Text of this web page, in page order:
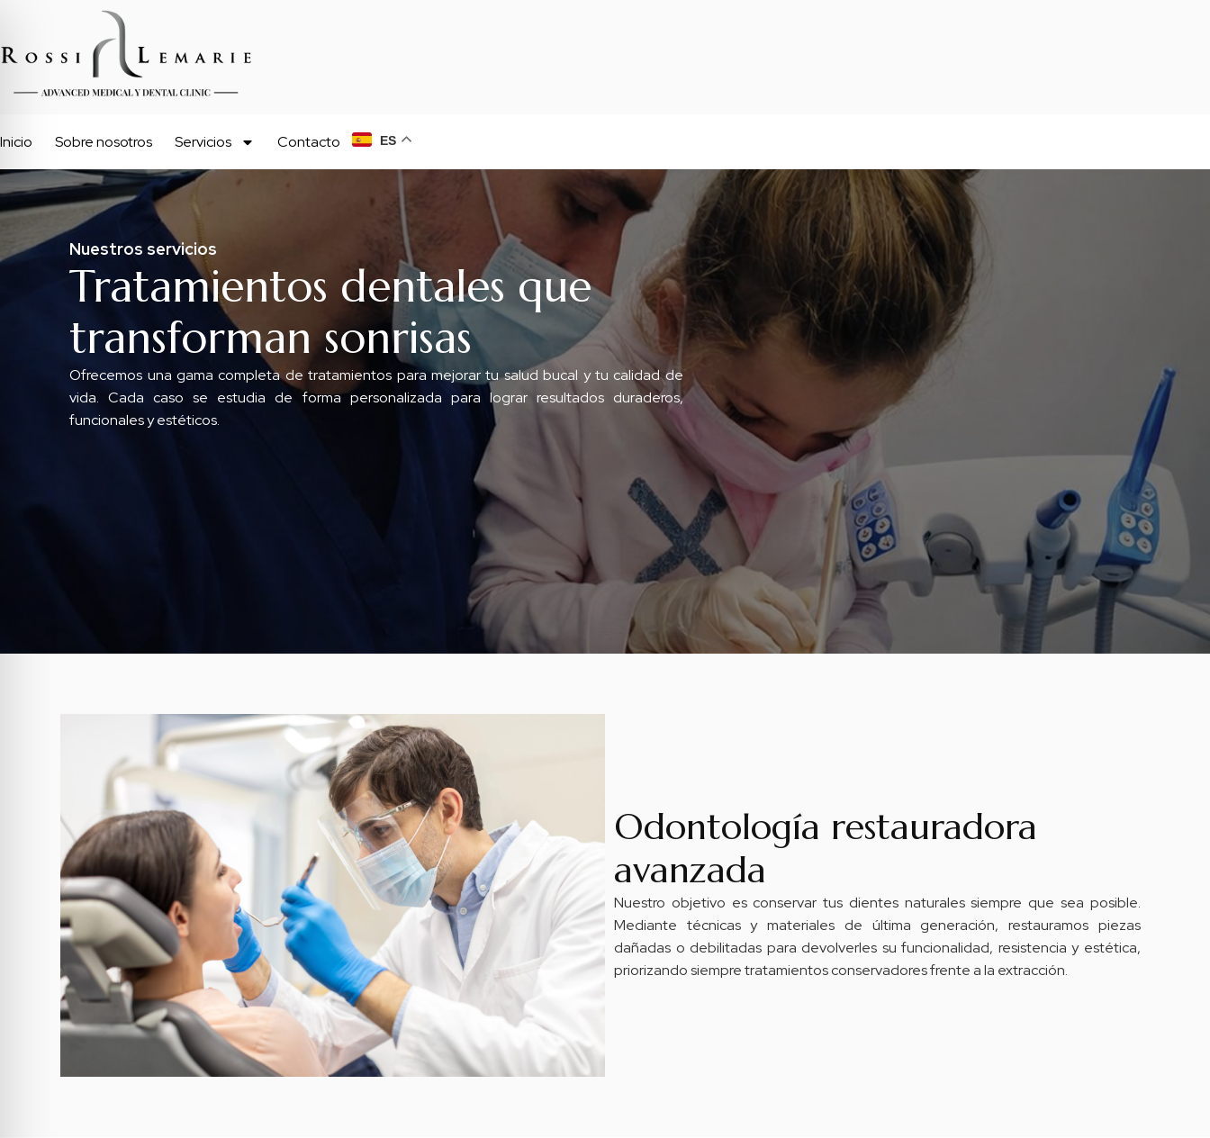
Inicio Sobre nosotros Servicios Contacto ES
Nuestros servicios
Tratamientos dentales que
transforman sonrisas
Ofrecemos una gama completa de tratamientos para mejorar tu salud bucal y tu calidad de
vida. Cada caso se estudia de forma personalizada para lograr resultados duraderos,
funcionales y estéticos.
Odontología restauradora
avanzada
Nuestro objetivo es conservar tus dientes naturales siempre que sea posible.
Mediante técnicas y materiales de última generación, restauramos piezas
dañadas o debilitadas para devolverles su funcionalidad, resistencia y estética,
priorizando siempre tratamientos conservadores frente a la extracción.